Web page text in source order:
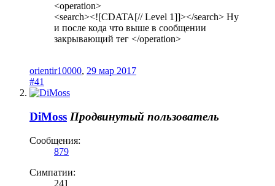
<operation>
<search><![CDATA[// Level 1]]></search> Ну
и после кода что выше в сообщении
закрывающий тег </operation>
orientir10000, 29 мар 2017
#41
DiMoss Продвинутый пользователь
Сообщения:
879
Симпатии:
241